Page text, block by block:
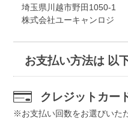
埼玉県川越市野田1050-1
株式会社ユーキャンロジ
お支払い方法は 以
クレジットカー
お支払い回数をお選びいた